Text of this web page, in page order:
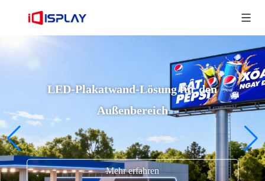
LED-Plakatwand-Lösung für den